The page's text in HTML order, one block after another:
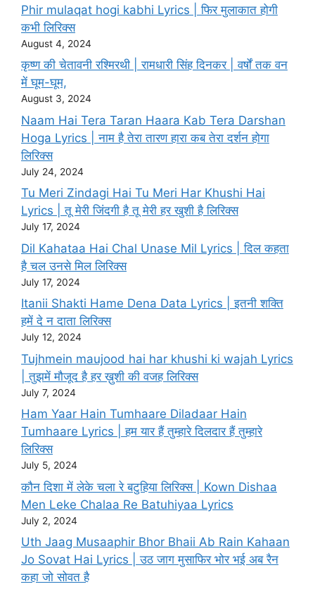
Phir mulaqat hogi kabhi Lyrics | फिर मुलाकात होगी
कभी लिरिक्स
August 4, 2024
कृष्ण की चेतावनी रश्मिरथी | रामधारी सिंह दिनकर | वर्षों तक वन
में घूम-घूम,
August 3, 2024
Naam Hai Tera Taran Haara Kab Tera Darshan
Hoga Lyrics | नाम है तेरा तारण हारा कब तेरा दर्शन होगा
लिरिक्स
July 24, 2024
Tu Meri Zindagi Hai Tu Meri Har Khushi Hai
Lyrics | तू मेरी जिंदगी है तू मेरी हर खुशी है लिरिक्स
July 17, 2024
Dil Kahataa Hai Chal Unase Mil Lyrics | दिल कहता
है चल उनसे मिल लिरिक्स
July 17, 2024
Itanii Shakti Hame Dena Data Lyrics | इतनी शक्ति
हमें दे न दाता लिरिक्स
July 12, 2024
Tujhmein maujood hai har khushi ki wajah Lyrics
| तुझमें मौजूद है हर ख़ुशी की वजह लिरिक्स
July 7, 2024
Ham Yaar Hain Tumhaare Diladaar Hain
Tumhaare Lyrics | हम यार हैं तुम्हारे दिलदार हैं तुम्हारे
लिरिक्स
July 5, 2024
कौन दिशा में लेके चला रे बटुहिया लिरिक्स | Kown Dishaa
Men Leke Chalaa Re Batuhiyaa Lyrics
July 2, 2024
Uth Jaag Musaaphir Bhor Bhaii Ab Rain Kahaan
Jo Sovat Hai Lyrics | उठ जाग मुसाफिर भोर भई अब रैन
कहा जो सोवत है